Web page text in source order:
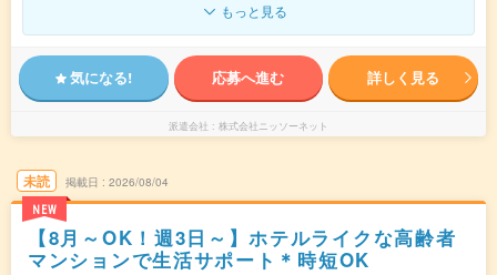
もっと見る
気になる! 応募へ進む 詳しく見る
派遣会社 株式会社ニッソーネット
未読
NEW
掲載日 2026/08/04
【8月～OK！週3日～】ホテルライクな高齢者
マンションで生活サポート＊時短OK